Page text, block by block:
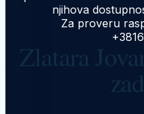
njihova
Za proveru
Zlatara